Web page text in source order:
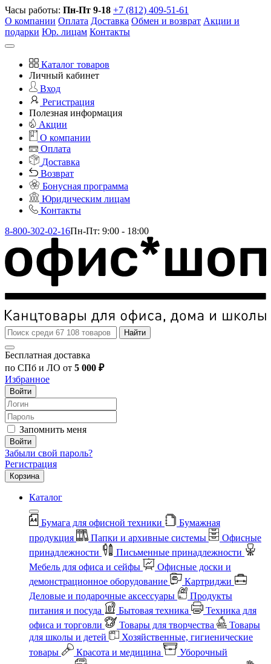
Часы работы: Пн-Пт 9-18 +7 (812) 409-51-61
О компании Оплата Доставка Обмен и возврат Акции и
подарки Юр. лицам Контакты
Каталог товаров
Личный кабинет
Вход
Регистрация
Полезная информация
Акции
О компании
Оплата
Доставка
Возврат
Бонусная программа
Юридическим лицам
Контакты
8-800-302-02-16Пн-Пт: 9:00 - 18:00
Найти
Бесплатная доставка
по СПб и ЛО от 5 000 ₽
Избранное
Войти
Запомнить меня
Войти
Забыли свой пароль?
Регистрация
Корзина
Каталог
Бумага для офисной техники
Бумажная
продукция
Папки и архивные системы
Офисные
принадлежности
Письменные принадлежности
Мебель для офиса и сейфы
Офисные доски и
демонстрационное оборудование
Картриджи
Деловые и подарочные аксессуары
Продукты
питания и посуда
Бытовая техника
Техника для
офиса и торговли
Товары для творчества
Товары
для школы и детей
Хозяйственные, гигиенические
товары
Красота и медицина
Уборочный